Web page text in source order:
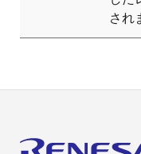
され